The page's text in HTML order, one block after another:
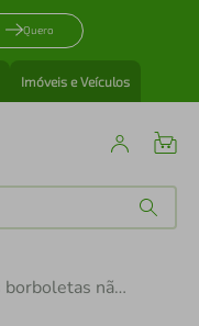
Quero
Imóveis e Veículos
Onde as borboletas não habitam